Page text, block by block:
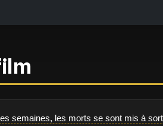
semaines, les morts se sont mis à